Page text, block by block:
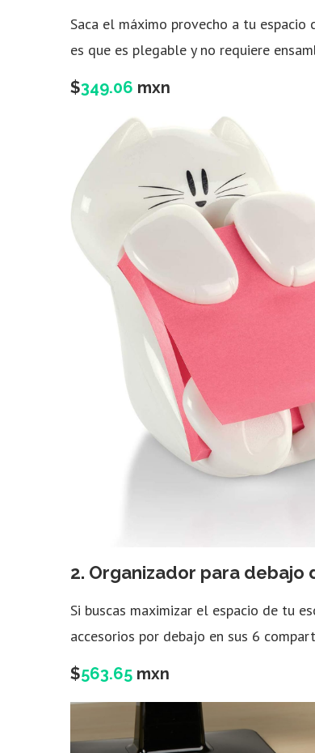
Saca el máximo provecho a tu
es que es plegable y no requiere
$349.06 mxn
2. Organizador para debajo
Si buscas maximizar el espacio de tu
accesorios por debajo en sus 6
$563.65 mxn